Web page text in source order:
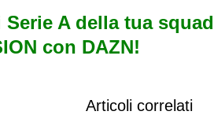
A della tua
con DAZN!
Articoli correlati